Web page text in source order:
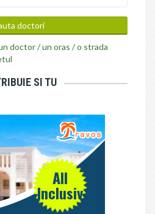
doctor / un oras / o strada
SI TU